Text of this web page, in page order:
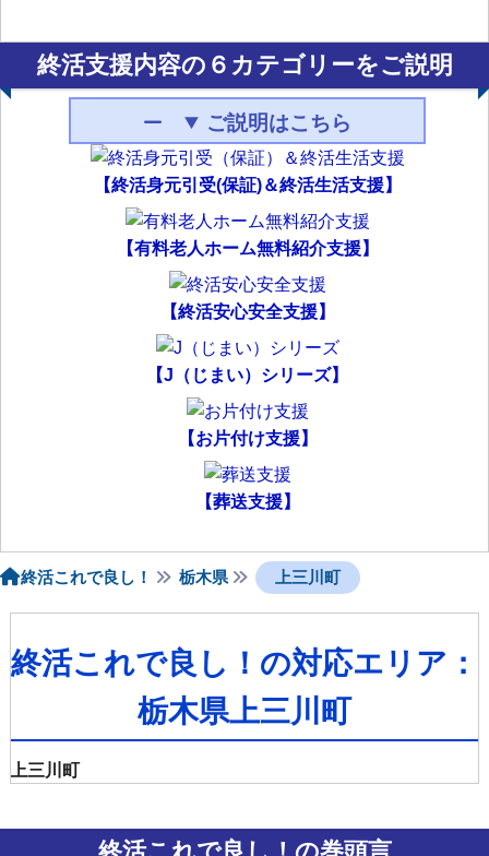
終活支援内容の６カテゴリーをご説明
ご説明はこちら
【終活身元引受(保証)＆終活生活支援】
【有料老人ホーム無料紹介支援】
【終活安心安全支援】
【J（じまい）シリーズ】
【お片付け支援】
【葬送支援】
終活これで良し！ 栃木県 上三川町
終活これで良し！の対応エリア：
栃木県上三川町
上三川町